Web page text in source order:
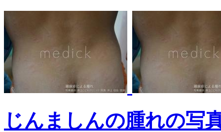
じんましんの腫れの写